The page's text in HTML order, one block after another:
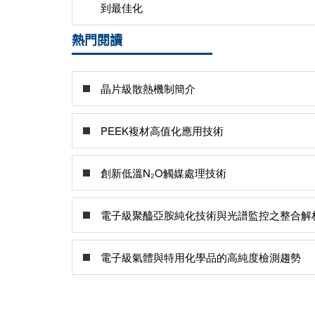
到最佳化
熱門閱讀
晶片級散熱機制簡介
PEEK複材高值化應用技術
創新低溫N₂O觸媒處理技術
電子級聚醯亞胺純化技術與光譜監控之整合解
電子級氣體與特用化學品的高純度檢測趨勢